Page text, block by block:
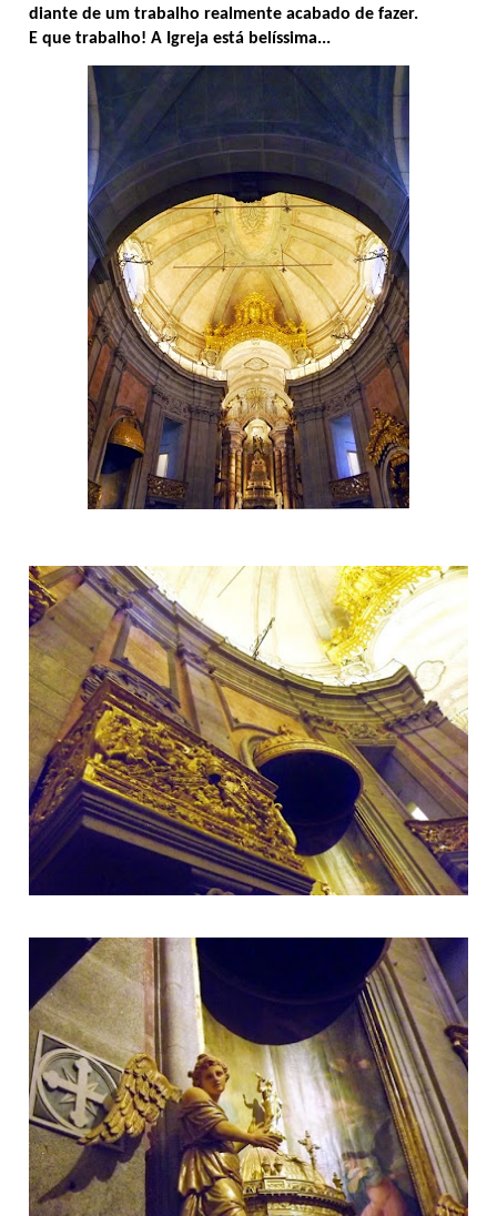
diante de um trabalho realmente acabado de fazer.
E que trabalho! A Igreja está belíssima...